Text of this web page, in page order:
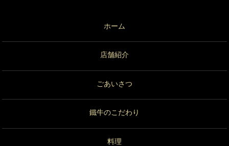
ホーム
店舗紹介
ごあいさつ
鐵牛のこだわり
料理